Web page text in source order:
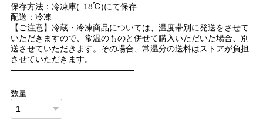
保存方法：冷凍庫(ｰ18℃)にて保存
配送：冷凍
【ご注意】冷蔵・冷凍商品については、温度帯別に発送をさせて
いただきますので、常温のものと併せて購入いただいた場合、別
送させていただきます。その場合、常温分の送料はストアが負担
させていただきます。
———————————————
数量